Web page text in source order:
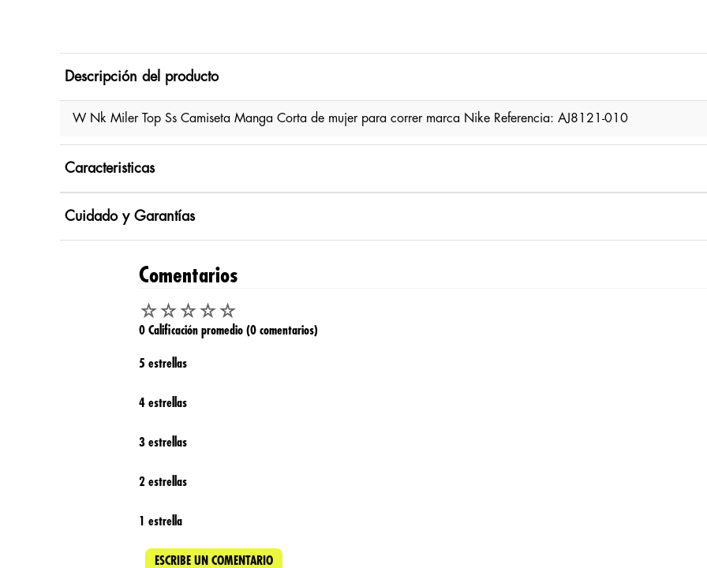
Descripción del producto
W Nk Miler Top Ss Camiseta Manga Corta de mujer para correr marca Nike Referencia: AJ8121-010
Caracteristicas
Cuidado y Garantías
Comentarios
☆☆☆☆☆
0 Calificación promedio (0 comentarios)
5 estrellas
4 estrellas
3 estrellas
2 estrellas
1 estrella
ESCRIBE UN COMENTARIO